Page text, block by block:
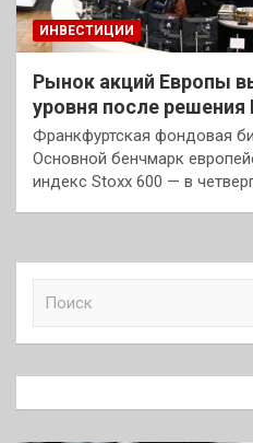
ИНВЕСТИЦИИ
Рынок акций Европы
уровня после решения
Франкфуртская фондовая
Основной бенчмарк
индекс Stoxx 600 — в
к